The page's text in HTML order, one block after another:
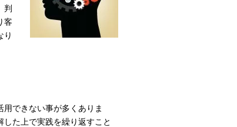
判
客
り
できない事が多くありま
た上で実践を繰り返すこと